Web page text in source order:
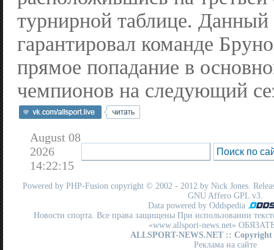
турнирной таблице. Данный
гарантировал команде
прямое попадание в
чемпионов на следующий
August 08
2026
14:22:15
Powered by PHP-Fusion copyright © 2002 - 2012 by Nick Jones.
GNU Affero GPL v3.
Data powered by Oddspedia
Новости спорта. Все права защищены При использовании
«www.allsport-news.net»
ALLSPORT-NEWS.NET :: Copyright
Реклама на сайте